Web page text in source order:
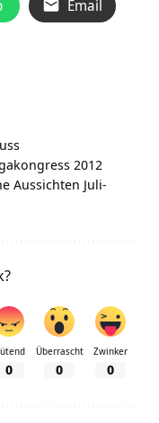
Email
2012
Aussichten Juli-
0
Überrascht
0
Zwinker
0